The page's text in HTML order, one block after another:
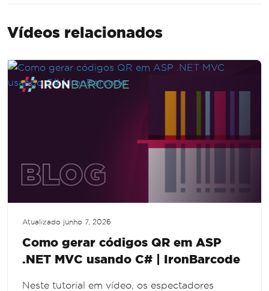
Vídeos relacionados
Atualizado junho 7, 2026
Como gerar códigos QR em ASP
.NET MVC usando C# | IronBarcode
Neste tutorial em vídeo, os espectadores